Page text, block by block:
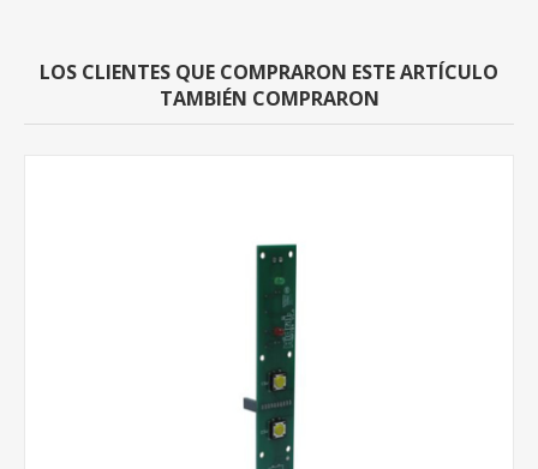
LOS CLIENTES QUE COMPRARON ESTE ARTÍCULO
TAMBIÉN COMPRARON